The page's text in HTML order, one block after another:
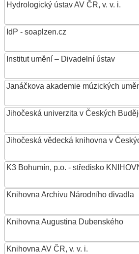
Hydrologický ústav AV ČR, v. v. i.
IdP - soaplzen.cz
Institut umění – Divadelní ústav
Janáčkova akademie múzických
Jihočeská univerzita v Českých
Jihočeská vědecká knihovna v
K3 Bohumín, p.o. - středisko
Knihovna Archivu Národního divadla
Knihovna Augustina Dubenského
Knihovna AV ČR, v. v. i.